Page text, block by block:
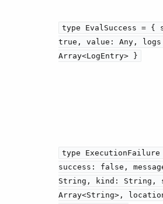
type EvalSuccess = {
true, value: Any,
Array<LogEntry> }
type
success: false,
String, kind: String,
Array<String>,